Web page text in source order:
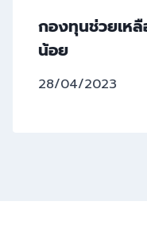
กองทุนช่วยเห
น้อย
28/04/2023